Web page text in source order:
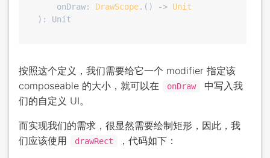
    onDraw:
DrawScope.() -> Unit
) : Unit
按照这个定义，我们需要给它一个 modifier 指定该
composeable 的大小，就可以在
onDraw
中写入我
们的自定义 UI。
而实现我们的需求，很显然需要绘制矩形，因此，我
们应该使用
drawRect ，代码如下：